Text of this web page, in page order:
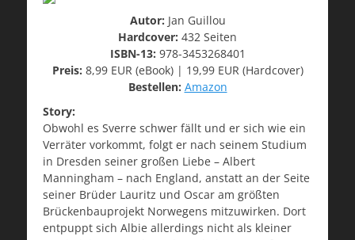
Autor: Jan Guillou
Hardcover: 432 Seiten
ISBN-13: 978-3453268401
Preis: 8,99 EUR (eBook) | 19,99 EUR (Hardcover)
Bestellen: Amazon
Story:
Obwohl es Sverre schwer fällt und er sich wie ein
Verräter vorkommt, folgt er nach seinem Studium
in Dresden seiner großen Liebe – Albert
Manningham – nach England, anstatt an der Seite
seiner Brüder Lauritz und Oscar am größten
Brückenbauprojekt Norwegens mitzuwirken. Dort
entpuppt sich Albie allerdings nicht als kleiner